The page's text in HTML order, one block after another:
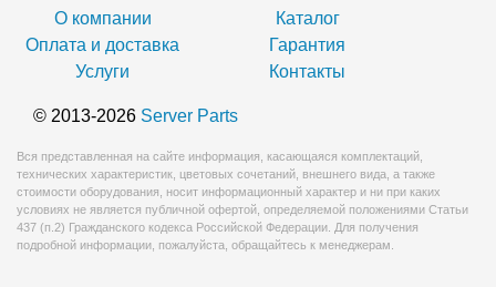
О компании
Каталог
Оплата и доставка
Гарантия
Услуги
Контакты
© 2013-2026 Server Parts
Вся представленная на сайте информация, касающаяся комплектаций,
технических характеристик, цветовых сочетаний, внешнего вида, а также
стоимости оборудования, носит информационный характер и ни при каких
условиях не является публичной офертой, определяемой положениями Статьи
437 (п.2) Гражданского кодекса Российской Федерации. Для получения
подробной информации, пожалуйста, обращайтесь к менеджерам.